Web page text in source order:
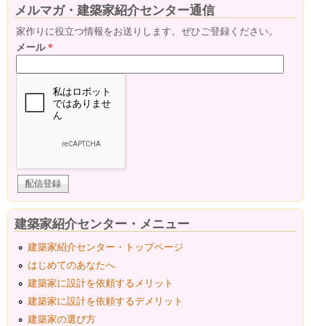
メルマガ・建築家紹介センター通信
家作りに役立つ情報をお送りします。ぜひご登録ください。
メール*
建築家紹介センター・メニュー
建築家紹介センター・トップページ
はじめてのあなたへ
建築家に設計を依頼するメリット
建築家に設計を依頼するデメリット
建築家の選び方